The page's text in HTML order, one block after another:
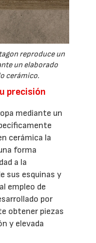
reproduce un
un elaborado
cerámico.
precisión
mediante un
cerámica la
forma
a la
sus esquinas y
empleo de
por
obtener piezas
y elevada